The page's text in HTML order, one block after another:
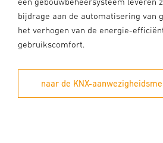
bijdrage aan de automatisering van
het verhogen van de energie-
gebruikscomfort.
naar de KNX-